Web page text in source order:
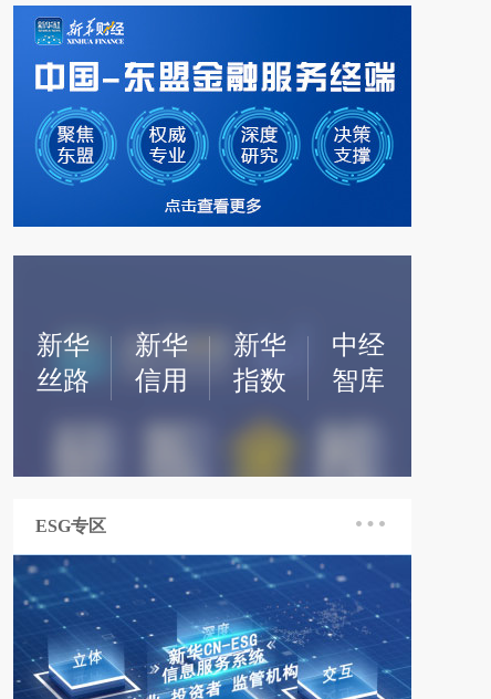
日经225
新华
丝路
新华
信用
新华
指数
中经
智库
ESG专区